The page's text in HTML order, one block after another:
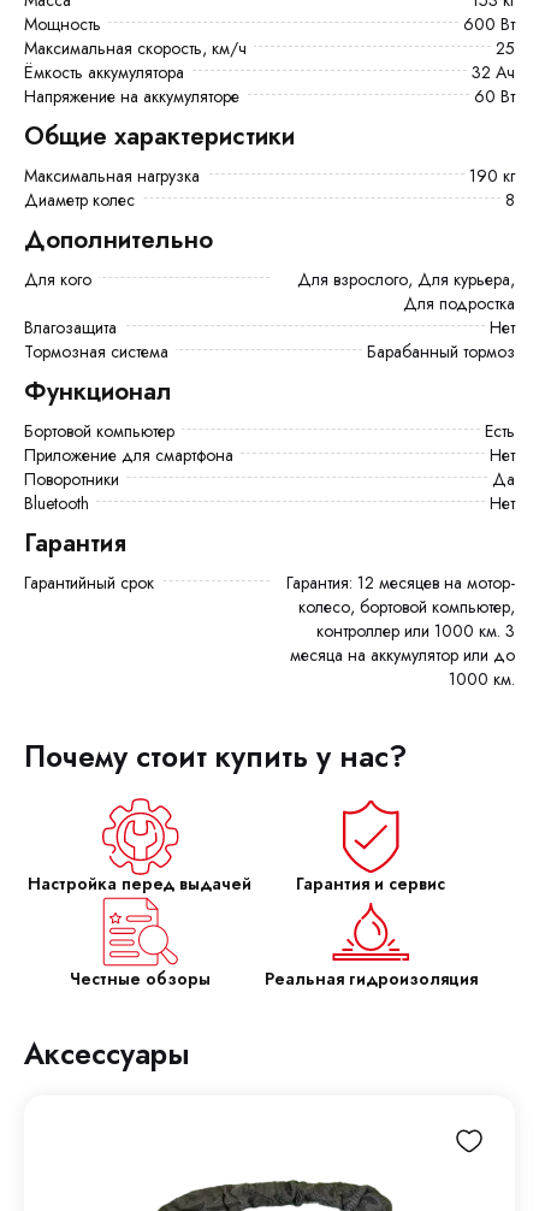
Мощность
600 Вт
Максимальная скорость, км/ч
25
Ёмкость аккумулятора
32 Ач
Напряжение на аккумуляторе
60 Вт
Общие характеристики
Максимальная нагрузка
190 кг
Диаметр колес
8
Дополнительно
Для кого
Для взрослого, Для курьера,
Для подростка
Влагозащита
Нет
Тормозная система
Барабанный тормоз
Функционал
Бортовой компьютер
есть
Приложение для смартфона
Нет
Поворотники
Да
Bluetooth
Нет
Гарантия
Гарантийный срок
Гарантия: 12 месяцев на мотор-
колесо, бортовой компьютер,
контроллер или 1000 км. 3
месяца на аккумулятор или до
1000 км.
Почему стоит купить у нас?
Настройка перед выдачей Гарантия и сервис
Честные обзоры Реальная гидроизоляция
Аксессуары